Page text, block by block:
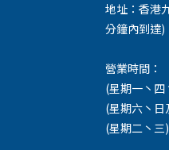
地址：香港
分鐘內到達)
營業時間：
(星期一丶
(星期六丶
(星期二丶三